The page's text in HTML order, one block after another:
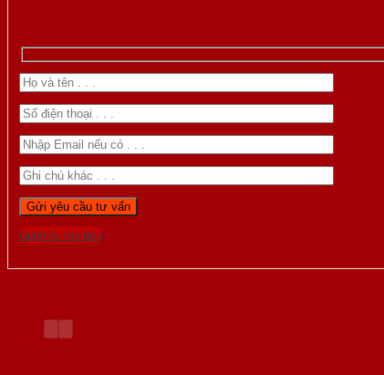
Gọi 0976.169.864